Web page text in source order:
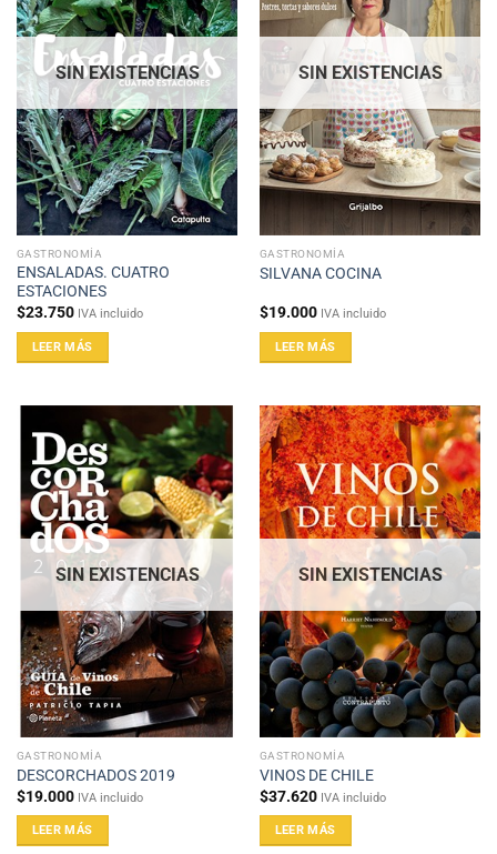
SIN EXISTENCIAS
GASTRONOMÍA
ENSALADAS. CUATRO
ESTACIONES
$23.750 IVA incluido
LEER MÁS
SIN EXISTENCIAS
GASTRONOMÍA
SILVANA COCINA
$19.000 IVA incluido
LEER MÁS
SIN EXISTENCIAS
GASTRONOMÍA
DESCORCHADOS 2019
$19.000 IVA incluido
LEER MÁS
SIN EXISTENCIAS
GASTRONOMÍA
VINOS DE CHILE
$37.620 IVA incluido
LEER MÁS